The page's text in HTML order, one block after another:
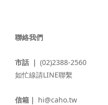
聯絡我們
市話 ｜ (02)2388-2560
如忙線請LINE聯繫
信箱｜ hi@caho.tw